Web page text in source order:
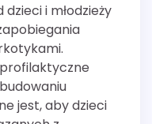
i młodzieży
jest, aby dzieci